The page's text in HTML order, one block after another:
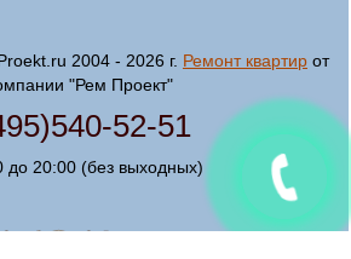
2004 - 2026 г. Ремонт квартирот
"Рем Проект"
52-51
до 20:00 (без выходных)